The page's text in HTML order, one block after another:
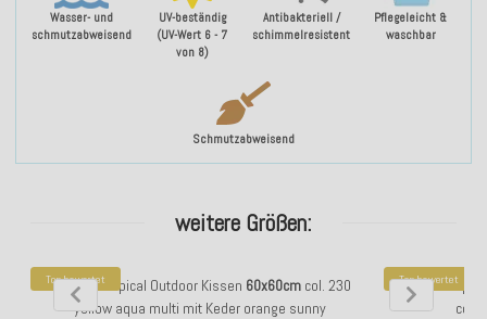
Wasser- und
schmutzabweisend
UV-beständig
(UV-Wert 6 - 7
von 8)
Antibakteriell /
schimmelresistent
Pflegeleicht &
waschbar
Schmutzabweisend
weitere Größen:
Top bewertet
H.O.C.K. Tropical Outdoor Kissen 60x60cmcol. 230
yellow aqua multi mit Keder orange sunny
Top bewertet
H.O.C.K.
col.